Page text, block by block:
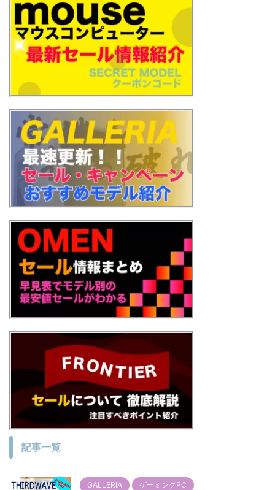
記事一覧
GALLERIA ゲーミングPC